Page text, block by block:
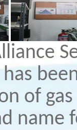
of
name